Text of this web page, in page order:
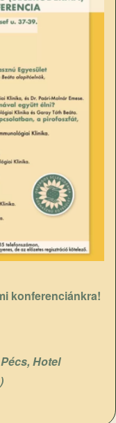
konferenciánkra!
Hotel